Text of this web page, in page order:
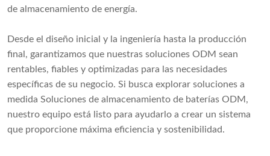
de almacenamiento de energía.
Desde el diseño inicial y la ingeniería hasta la producción
final, garantizamos que nuestras soluciones ODM sean
rentables, fiables y optimizadas para las necesidades
específicas de su negocio. Si busca explorar soluciones a
medida Soluciones de almacenamiento de baterías ODM,
nuestro equipo está listo para ayudarlo a crear un sistema
que proporcione máxima eficiencia y sostenibilidad.